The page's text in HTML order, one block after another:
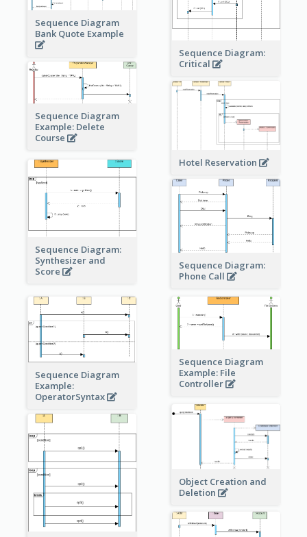
Sequence Diagram:
Critical
Sequence Diagram
Bank Quote Example
Sequence Diagram
Example: Delete
Course
Hotel Reservation
Sequence Diagram:
Synthesizer and
Score
Sequence Diagram:
Phone Call
Sequence Diagram
Example:
OperatorSyntax
Sequence Diagram
Example: File
Controller
Object Creation and
Deletion